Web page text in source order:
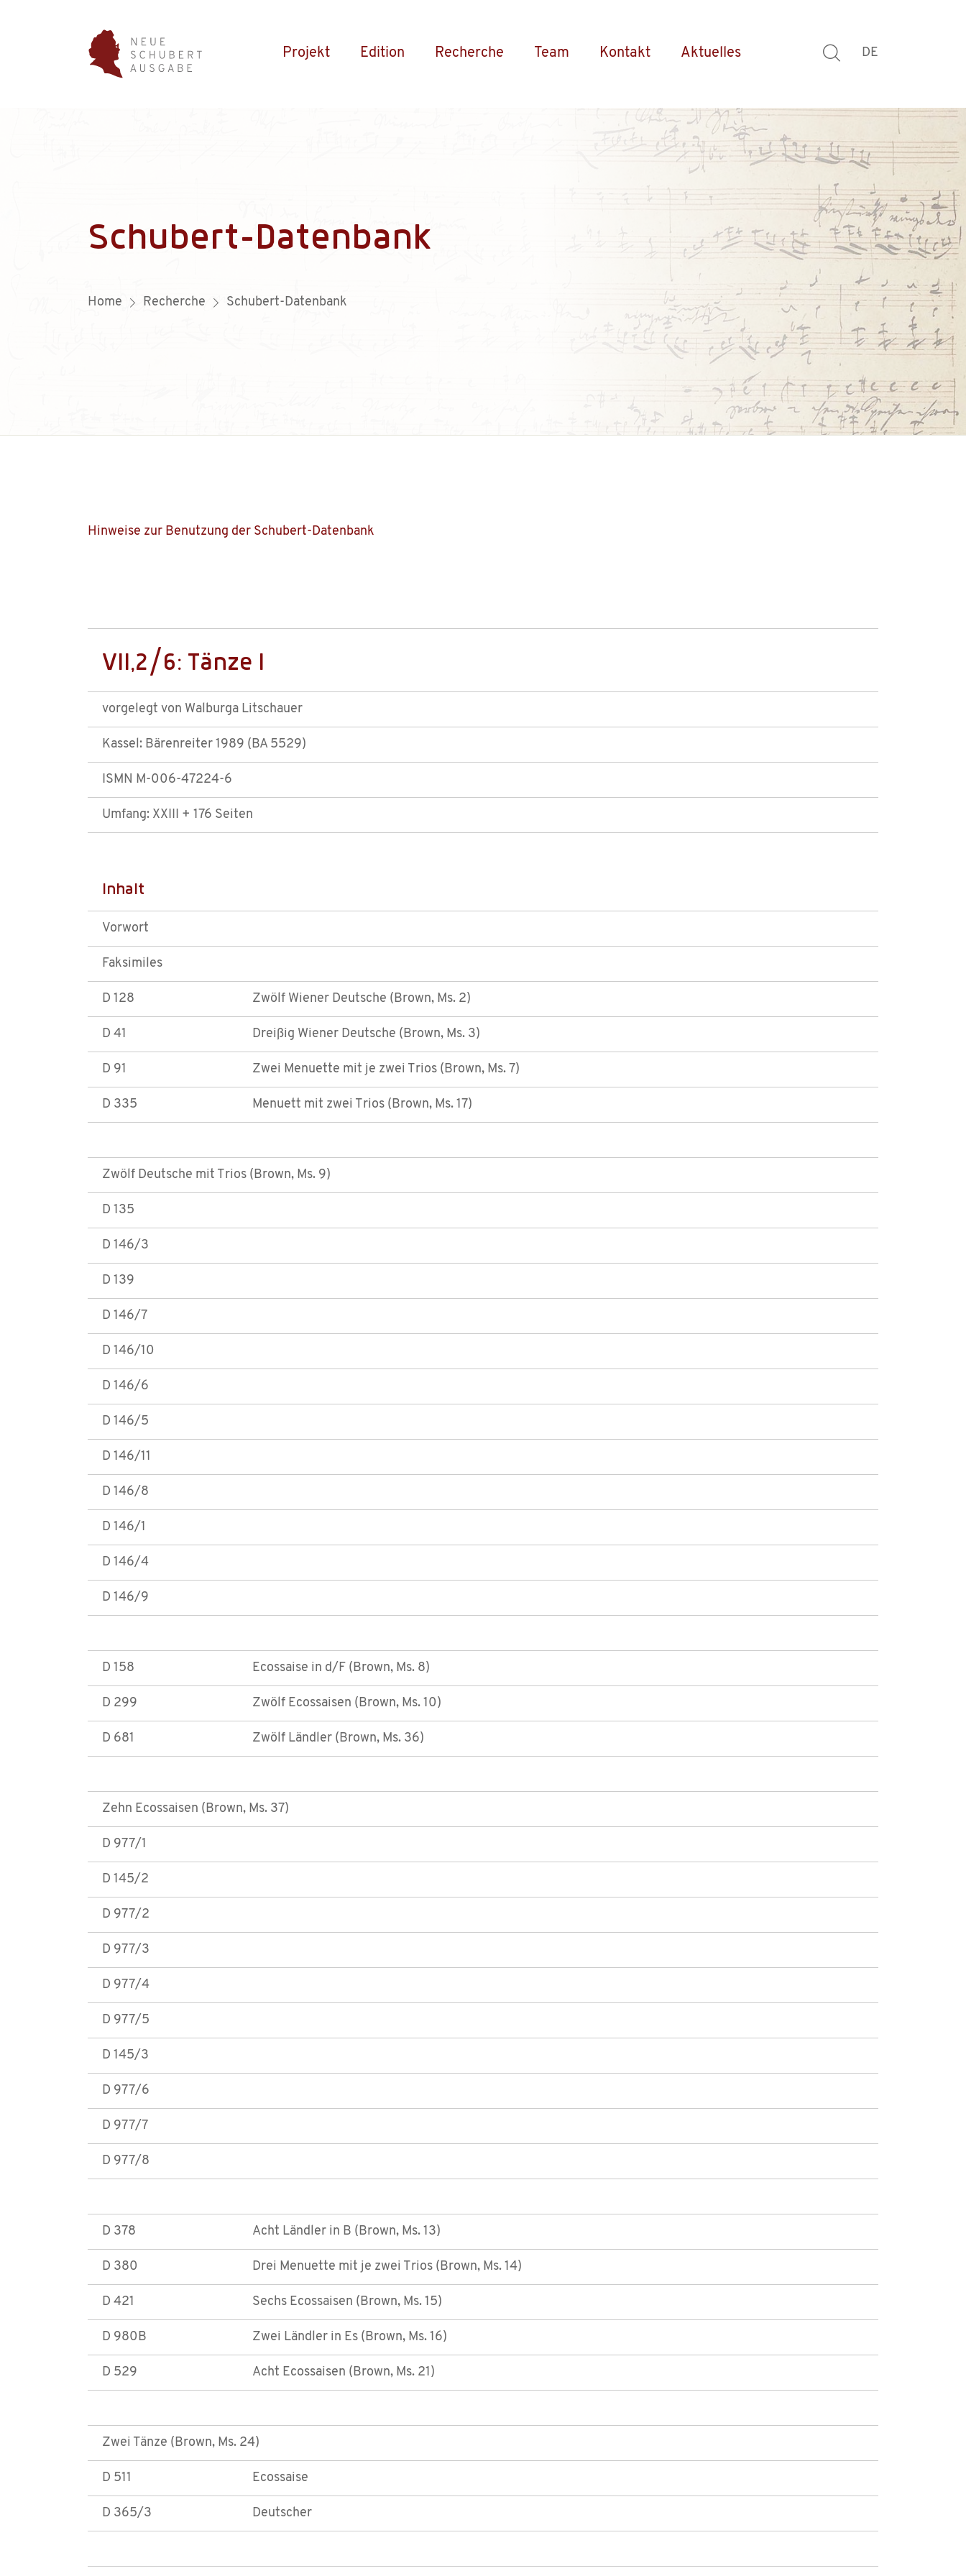
Projekt Edition Recherche Team Kontakt Aktuelles DE
Schubert-Datenbank
Home Recherche Schubert-Datenbank
Hinweise zur Benutzung der Schubert-Datenbank
VII,2/6: Tänze I
vorgelegt von Walburga Litschauer
Kassel: Bärenreiter 1989 (BA 5529)
ISMN M-006-47224-6
Umfang: XXIII + 176 Seiten
Inhalt
Vorwort
Faksimiles
D 128 Zwölf Wiener Deutsche (Brown, Ms. 2)
D 41 Dreißig Wiener Deutsche (Brown, Ms. 3)
D 91 Zwei Menuette mit je zwei Trios (Brown, Ms. 7)
D 335 Menuett mit zwei Trios (Brown, Ms. 17)
Zwölf Deutsche mit Trios (Brown, Ms. 9)
D 135
D 146/3
D 139
D 146/7
D 146/10
D 146/6
D 146/5
D 146/11
D 146/8
D 146/1
D 146/4
D 146/9
D 158 Ecossaise in d/F (Brown, Ms. 8)
D 299 Zwölf Ecossaisen (Brown, Ms. 10)
D 681 Zwölf Ländler (Brown, Ms. 36)
Zehn Ecossaisen (Brown, Ms. 37)
D 977/1
D 145/2
D 977/2
D 977/3
D 977/4
D 977/5
D 145/3
D 977/6
D 977/7
D 977/8
D 378 Acht Ländler in B (Brown, Ms. 13)
D 380 Drei Menuette mit je zwei Trios (Brown, Ms. 14)
D 421 Sechs Ecossaisen (Brown, Ms. 15)
D 980B Zwei Ländler in Es (Brown, Ms. 16)
D 529 Acht Ecossaisen (Brown, Ms. 21)
Zwei Tänze (Brown, Ms. 24)
D 511 Ecossaise
D 365/3 Deutscher